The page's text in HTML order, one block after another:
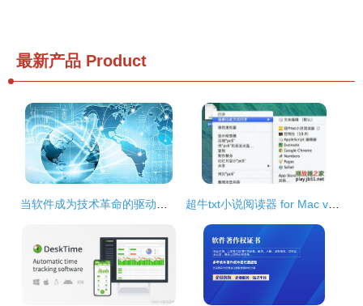
最新产品 Product